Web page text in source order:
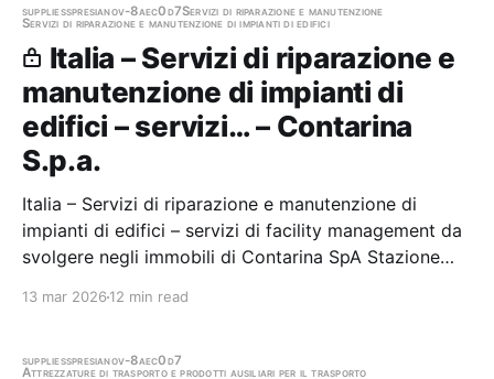
suppliesspresianov-8aec0d7Servizi di riparazione e manutenzione
Servizi di riparazione e manutenzione di impianti di edifici
Italia – Servizi di riparazione e
manutenzione di impianti di
edifici – servizi… – Contarina
S.p.a.
Italia – Servizi di riparazione e manutenzione di
impianti di edifici – servizi di facility management da
svolgere negli immobili di Contarina SpA Stazione
13 mar 2026 12 min read
suppliesspresianov-8aec0d7
Attrezzature di trasporto e prodotti ausiliari per il trasporto